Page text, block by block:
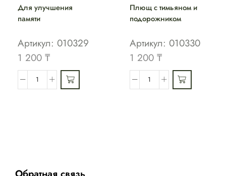
Для улучшения
памяти
Артикул: 010329
1 200 ₸
Плющ с тимьяном и
подорожником
Артикул: 010330
1 200 ₸